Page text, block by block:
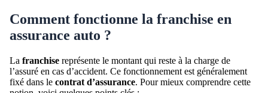
Comment fonctionne la franchise en
assurance auto ?
La franchise représente le montant qui reste à la charge de
l’assuré en cas d’accident. Ce fonctionnement est généralement
fixé dans le contrat d’assurance. Pour mieux comprendre cette